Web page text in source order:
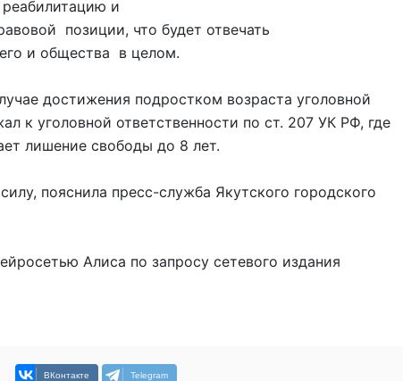
и
позиции, что будет отвечать
и общества в целом.
достижения подростком возраста уголовной
к уголовной ответственности по ст. 207 УК РФ, где
лишение свободы до 8 лет.
пояснила пресс-служба Якутского городского
Алиса по запросу сетевого издания
ВКонтакте Telegram